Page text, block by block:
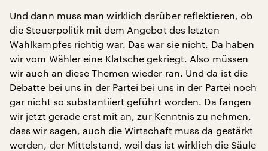
Und dann muss man wirklich darüber reflektieren, ob
die Steuerpolitik mit dem Angebot des letzten
Wahlkampfes richtig war. Das war sie nicht. Da haben
wir vom Wähler eine Klatsche gekriegt. Also müssen
wir auch an diese Themen wieder ran. Und da ist die
Debatte bei uns in der Partei bei uns in der Partei noch
gar nicht so substantiiert geführt worden. Da fangen
wir jetzt gerade erst mit an, zur Kenntnis zu nehmen,
dass wir sagen, auch die Wirtschaft muss da gestärkt
werden, der Mittelstand, weil das ist wirklich die Säule